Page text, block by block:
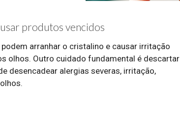
produtos vencidos
arranhar o cristalino e causar irritação
olhos. Outro cuidado fundamental é descartar
desencadear alergias severas, irritação,